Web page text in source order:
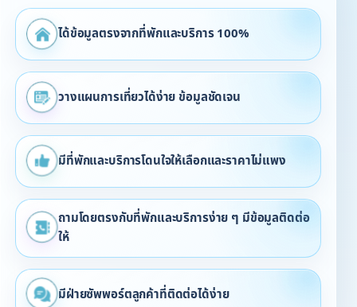
ได้ข้อมูลตรงจากที่พักและบริการ 100%
วางแผนการเที่ยวได้ง่าย ข้อมูลชัดเจน
มีที่พักและบริการโดนใจให้เลือกและราคาไม่แพง
ถามโดยตรงกับที่พักและบริการง่าย ๆ มีข้อมูลติดต่อ
ให้
มีฝ่ายซัพพอร์ตลูกค้าที่ติดต่อได้ง่าย